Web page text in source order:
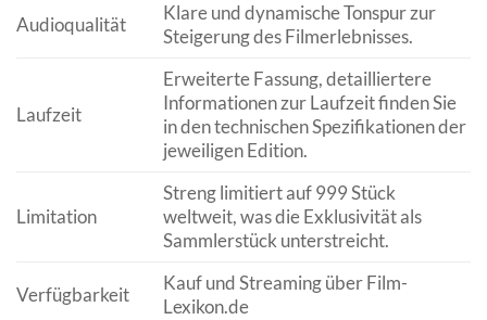
Audioqualität
Klare und dynamische Tonspur zur
Steigerung des Filmerlebnisses.
Laufzeit
Erweiterte Fassung, detailliertere
Informationen zur Laufzeit finden Sie
in den technischen Spezifikationen der
jeweiligen Edition.
Limitation
Streng limitiert auf 999 Stück
weltweit, was die Exklusivität als
Sammlerstück unterstreicht.
Verfügbarkeit
Kauf und Streaming über Film-
Lexikon.de